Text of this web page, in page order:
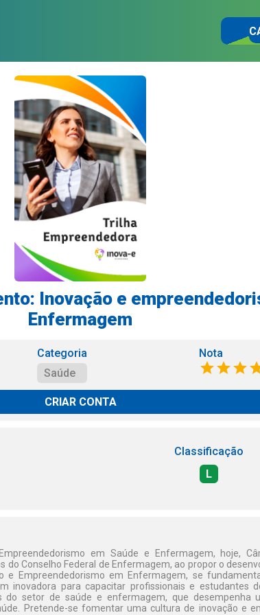
Inovação e
Enfermagem
Categoria
Saúde
Nota
CRIAR CONTA
Classificação
L
em Saúde e Enfermagem, hoje,
do Conselho Federal de Enfermagem, ao propor o
e Empreendedorismo em Enfermagem, se
inovadora para capacitar profissionais e estudantes
do setor de saúde e enfermagem, que desempenha
Pretende-se fomentar uma cultura de inovação e